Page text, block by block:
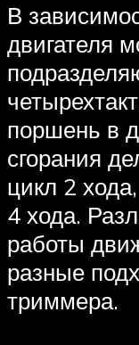
В
двигателя
поршень в
сгорания
цикл 2
4 хода.
работы
разные
триммера.